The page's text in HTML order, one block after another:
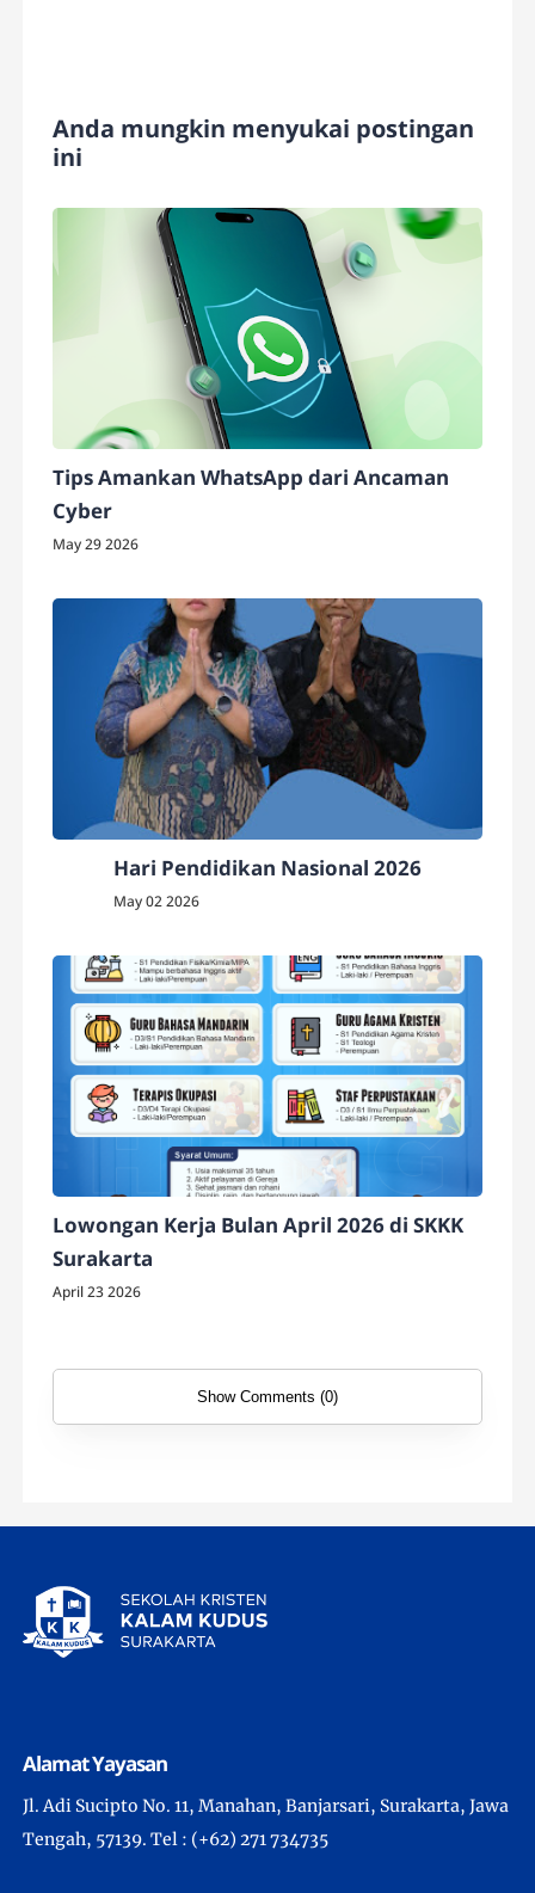
Anda mungkin menyukai postingan
ini
Tips Amankan WhatsApp dari Ancaman
Cyber
May 29 2026
Hari Pendidikan Nasional 2026
May 02 2026
Lowongan Kerja Bulan April 2026 di SKKK
Surakarta
April 23 2026
Show Comments (0)
Alamat Yayasan
Jl. Adi Sucipto No. 11, Manahan, Banjarsari, Surakarta, Jawa
Tengah, 57139. Tel : (+62) 271 734735